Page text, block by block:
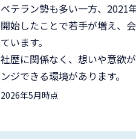
ベテラン勢も多い一方、2021
開始したことで若手が増え、
ています。
社歴に関係なく、想いや意欲
ンジできる環境があります。
2026年5月時点